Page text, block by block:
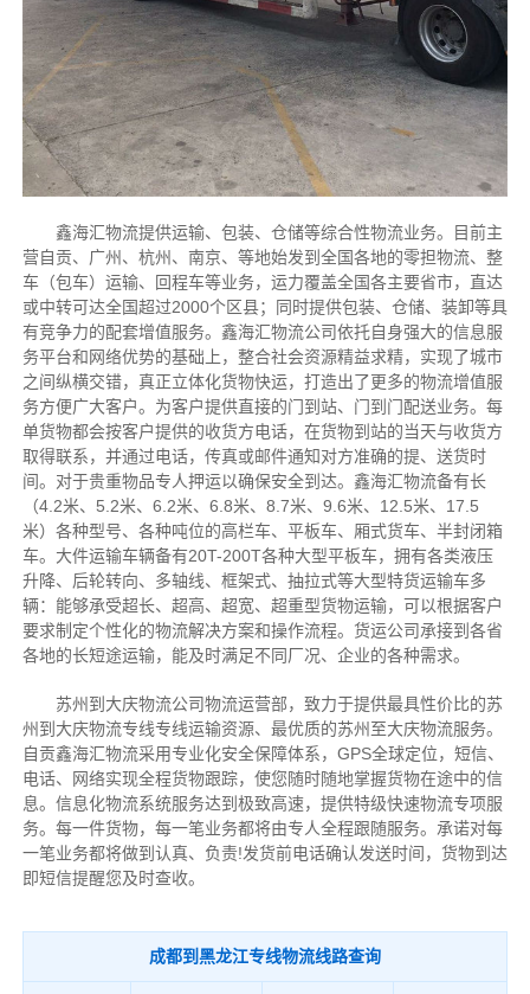
鑫海汇物流提供运输、包装、仓储等综合性物流业务。目前主
营自贡、广州、杭州、南京、等地始发到全国各地的零担物流、整
车（包车）运输、回程车等业务，运力覆盖全国各主要省市，直达
或中转可达全国超过2000个区县；同时提供包装、仓储、装卸等具
有竞争力的配套增值服务。鑫海汇物流公司依托自身强大的信息服
务平台和网络优势的基础上，整合社会资源精益求精，实现了城市
之间纵横交错，真正立体化货物快运，打造出了更多的物流增值服
务方便广大客户。为客户提供直接的门到站、门到门配送业务。每
单货物都会按客户提供的收货方电话，在货物到站的当天与收货方
取得联系，并通过电话，传真或邮件通知对方准确的提、送货时
间。对于贵重物品专人押运以确保安全到达。鑫海汇物流备有长
（4.2米、5.2米、6.2米、6.8米、8.7米、9.6米、12.5米、17.5
米）各种型号、各种吨位的高栏车、平板车、厢式货车、半封闭箱
车。大件运输车辆备有20T-200T各种大型平板车，拥有各类液压
升降、后轮转向、多轴线、框架式、抽拉式等大型特货运输车多
辆：能够承受超长、超高、超宽、超重型货物运输，可以根据客户
要求制定个性化的物流解决方案和操作流程。货运公司承接到各省
各地的长短途运输，能及时满足不同厂况、企业的各种需求。
苏州到大庆物流公司物流运营部，致力于提供最具性价比的苏
州到大庆物流专线专线运输资源、最优质的苏州至大庆物流服务。
自贡鑫海汇物流采用专业化安全保障体系，GPS全球定位，短信、
电话、网络实现全程货物跟踪，使您随时随地掌握货物在途中的信
息。信息化物流系统服务达到极致高速，提供特级快速物流专项服
务。每一件货物，每一笔业务都将由专人全程跟随服务。承诺对每
一笔业务都将做到认真、负责!发货前电话确认发送时间，货物到达
即短信提醒您及时查收。
成都到黑龙江专线物流线路查询